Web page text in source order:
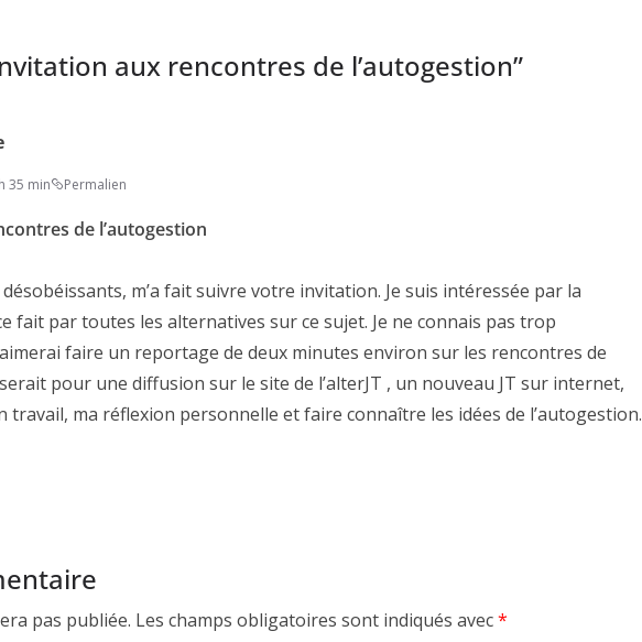
aux rencontres de l’autogestion”
35 min Permalien
de l’autogestion
m’a fait suivre votre invitation. Je suis intéressée par la
fait par toutes les alternatives sur ce sujet. Je ne connais pas trop
faire un reportage de deux minutes environ sur les rencontres de
pour une diffusion sur le site de l’alterJT , un nouveau JT sur internet,
travail, ma réflexion personnelle et faire connaître les idées de l’autogestion.
pas publiée. Les champs obligatoires sont indiqués avec*